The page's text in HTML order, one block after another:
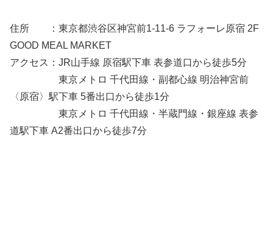
住所 ：東京都渋谷区神宮前1-11-6 ラフォーレ原宿 2F
GOOD MEAL MARKET
アクセス：JR山手線 原宿駅下車 表参道口から徒歩5分
東京メトロ 千代田線・副都心線 明治神宮前
〈原宿〉駅下車 5番出口から徒歩1分
東京メトロ 千代田線・半蔵門線・銀座線 表参
道駅下車 A2番出口から徒歩7分